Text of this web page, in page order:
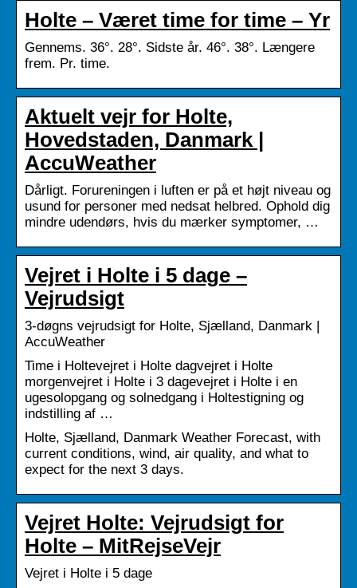
Holte – Været time for time – Yr
Gennems. 36°. 28°. Sidste år. 46°. 38°. Længere
frem. Pr. time.
Aktuelt vejr for Holte,
Hovedstaden, Danmark |
AccuWeather
Dårligt. Forureningen i luften er på et højt niveau og
usund for personer med nedsat helbred. Ophold dig
mindre udendørs, hvis du mærker symptomer, …
Vejret i Holte i 5 dage –
Vejrudsigt
3-døgns vejrudsigt for Holte, Sjælland, Danmark |
AccuWeather
Time i Holtevejret i Holte dagvejret i Holte
morgenvejret i Holte i 3 dagevejret i Holte i en
ugesolopgang og solnedgang i Holtestigning og
indstilling af …
Holte, Sjælland, Danmark Weather Forecast, with
current conditions, wind, air quality, and what to
expect for the next 3 days.
Vejret Holte: Vejrudsigt for
Holte – MitRejseVejr
Vejret i Holte i 5 dage